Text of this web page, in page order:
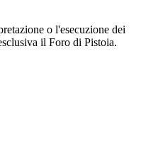
o l'esecuzione dei
il Foro di Pistoia.